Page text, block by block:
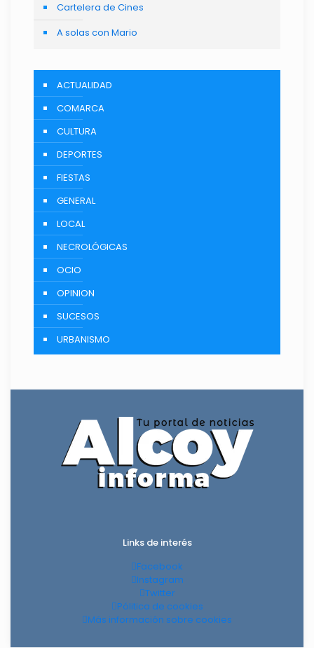
Cartelera de Cines
A solas con Mario
ACTUALIDAD
COMARCA
CULTURA
DEPORTES
FIESTAS
GENERAL
LOCAL
NECROLÓGICAS
OCIO
OPINION
SUCESOS
URBANISMO
Links de interés
Facebook
Instagram
Twitter
Pólitica de cookies
Más información sobre cookies